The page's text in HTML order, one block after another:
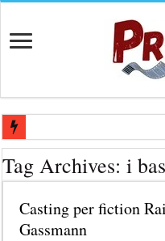
Casting attore per “Luna:
Casting per coppia:
Casting per nuovo
Tag Archives:i
Casting per fiction
Gassmann